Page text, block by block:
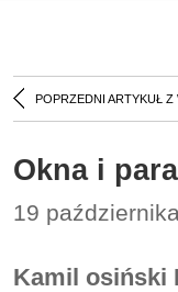
POPRZEDNI ARTYKUŁ Z
Okna i
19
Kamil osiński